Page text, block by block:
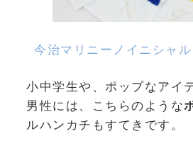
今治マリニーノイニシャ
小中学生や、ポップなアイ
男性には、こちらのような
ルハンカチもすてきです。